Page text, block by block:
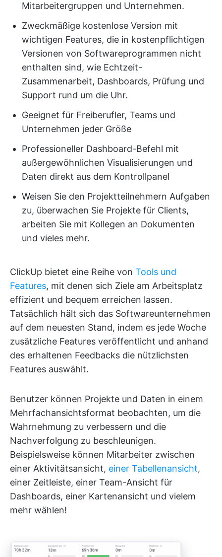
Mitarbeitergruppen und Unternehmen.
Zweckmäßige kostenlose Version mit
wichtigen Features, die in kostenpflichtigen
Versionen von Softwareprogrammen nicht
enthalten sind, wie Echtzeit-
Zusammenarbeit, Dashboards, Prüfung und
Support rund um die Uhr.
Geeignet für Freiberufler, Teams und
Unternehmen jeder Größe
Professioneller Dashboard-Befehl mit
außergewöhnlichen Visualisierungen und
Daten direkt aus dem Kontrollpanel
Weisen Sie den Projektteilnehmern Aufgaben
zu, überwachen Sie Projekte für Clients,
arbeiten Sie mit Kollegen an Dokumenten
und vieles mehr.
ClickUp bietet eine Reihe von Tools und
Features, mit denen sich Ziele am Arbeitsplatz
effizient und bequem erreichen lassen.
Tatsächlich hält sich das Softwareunternehmen
auf dem neuesten Stand, indem es jede Woche
zusätzliche Features veröffentlicht und anhand
des erhaltenen Feedbacks die nützlichsten
Features auswählt.
Benutzer können Projekte und Daten in einem
Mehrfachansichtsformat beobachten, um die
Wahrnehmung zu verbessern und die
Nachverfolgung zu beschleunigen.
Beispielsweise können Mitarbeiter zwischen
einer Aktivitätsansicht, einer Tabellenansicht,
einer Zeitleiste, einer Team-Ansicht für
Dashboards, einer Kartenansicht und vielem
mehr wählen!